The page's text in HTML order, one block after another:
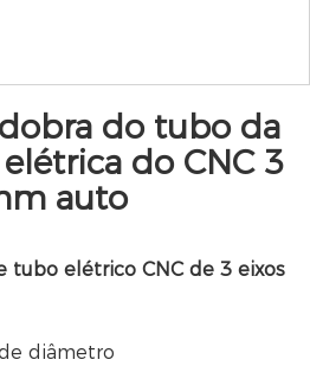
do tubo da
do CNC 3
auto
tubo elétrico CNC de 3 eixos
diâmetro